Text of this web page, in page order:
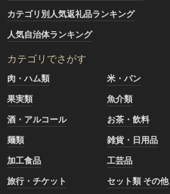
カテゴリ別人気返礼品ランキング
人気自治体ランキング
カテゴリでさがす
肉・ハム類 米・パン
果実類
魚介類
酒・アルコール
お茶・飲料
麺類
雑貨・日用品
加工食品
工芸品
旅行・チケット
セット類 その他